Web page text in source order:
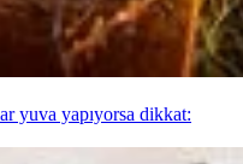
yuva yapıyorsa dikkat: